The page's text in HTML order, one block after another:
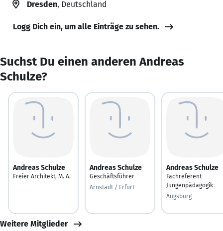
Dresden, Deutschland
Logg Dich ein, um alle Einträge zu sehen.
Suchst Du einen anderen Andreas
Schulze?
Andreas Schulze
Freier Architekt, M. A.
Andreas Schulze
Geschäftsführer
Arnstadt / Erfurt
Andreas Schulze
Fachreferent
Jungenpädagogik
Augsburg
Weitere Mitglieder